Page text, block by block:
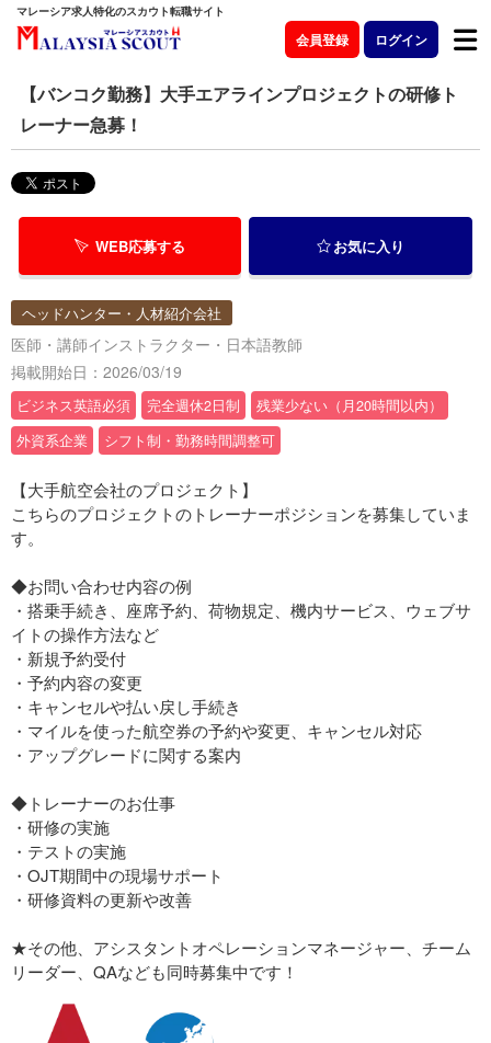
マレーシア求人特化のスカウト転職サイト
会員登録 ログイン
【バンコク勤務】大手エアラインプロジェクトの研修ト
レーナー急募！
WEB応募する お気に入り
ヘッドハンター・人材紹介会社
医師・講師インストラクター・日本語教師
掲載開始日：2026/03/19
ビジネス英語必須 完全週休2日制
残業少ない（月20時間以内）
外資系企業
シフト制・勤務時間調整可
【大手航空会社のプロジェクト】
こちらのプロジェクトのトレーナーポジションを募集していま
す。
◆お問い合わせ内容の例
・搭乗手続き、座席予約、荷物規定、機内サービス、ウェブサ
イトの操作方法など
・新規予約受付
・予約内容の変更
・キャンセルや払い戻し手続き
・マイルを使った航空券の予約や変更、キャンセル対応
・アップグレードに関する案内
◆トレーナーのお仕事
・研修の実施
・テストの実施
・OJT期間中の現場サポート
・研修資料の更新や改善
★その他、アシスタントオペレーションマネージャー、チーム
リーダー、QAなども同時募集中です！